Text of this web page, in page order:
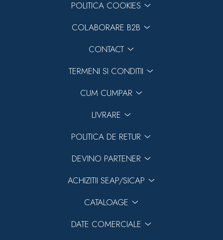
POLITICA COOKIES
COLABORARE B2B
CONTACT
TERMENI SI CONDITII
CUM CUMPAR
LIVRARE
POLITICA DE RETUR
DEVINO PARTENER
ACHIZITII SEAP/SICAP
CATALOAGE
DATE COMERCIALE